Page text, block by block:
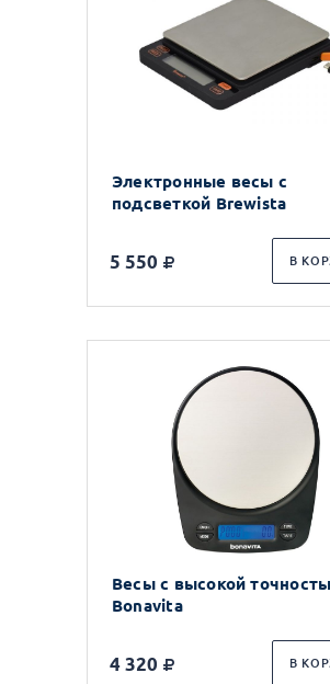
Электронные весы с
подсветкой Brewista
5 550 В
Весы с высокой
Bonavita
4 320 В